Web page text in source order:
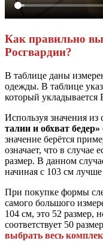
Как правильно
Росгвардии?
В таблице даны
одежды. В таблице
который укладывается
Используя значения из
талии и обхват бедер»
значение берётся
означает, что в случае
размер. В данном
начиная с 103 см
При покупке формы
самого большого
104 см, это 52 размер,
соответствует 50
выбрать весь